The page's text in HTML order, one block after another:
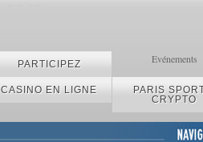
PARTICIPEZ Evénements
CASINO EN LIGNE
PARIS
CRYPTO